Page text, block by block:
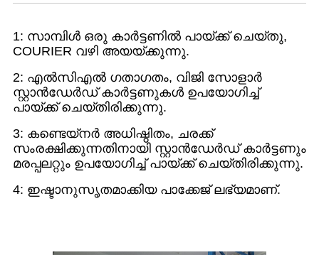
1: സാമ്പിൾ ഒരു കാർട്ടണിൽ പായ്ക്ക് ചെയ്തു,
COURIER വഴി അയയ്ക്കുന്നു.
2: എൽസിഎൽ ഗതാഗതം, വിജി സോളാർ
സ്റ്റാൻഡേർഡ് കാർട്ടണുകൾ ഉപയോഗിച്ച്
പായ്ക്ക് ചെയ്തിരിക്കുന്നു.
3: കണ്ടെയ്നർ അധിഷ്ഠിതം, ചരക്ക്
സംരക്ഷിക്കുന്നതിനായി സ്റ്റാൻഡേർഡ് കാർട്ടണും
മരപ്പലറ്റും ഉപയോഗിച്ച് പായ്ക്ക് ചെയ്തിരിക്കുന്നു.
4: ഇഷ്ടാനുസൃതമാക്കിയ പാക്കേജ് ലഭ്യമാണ്.